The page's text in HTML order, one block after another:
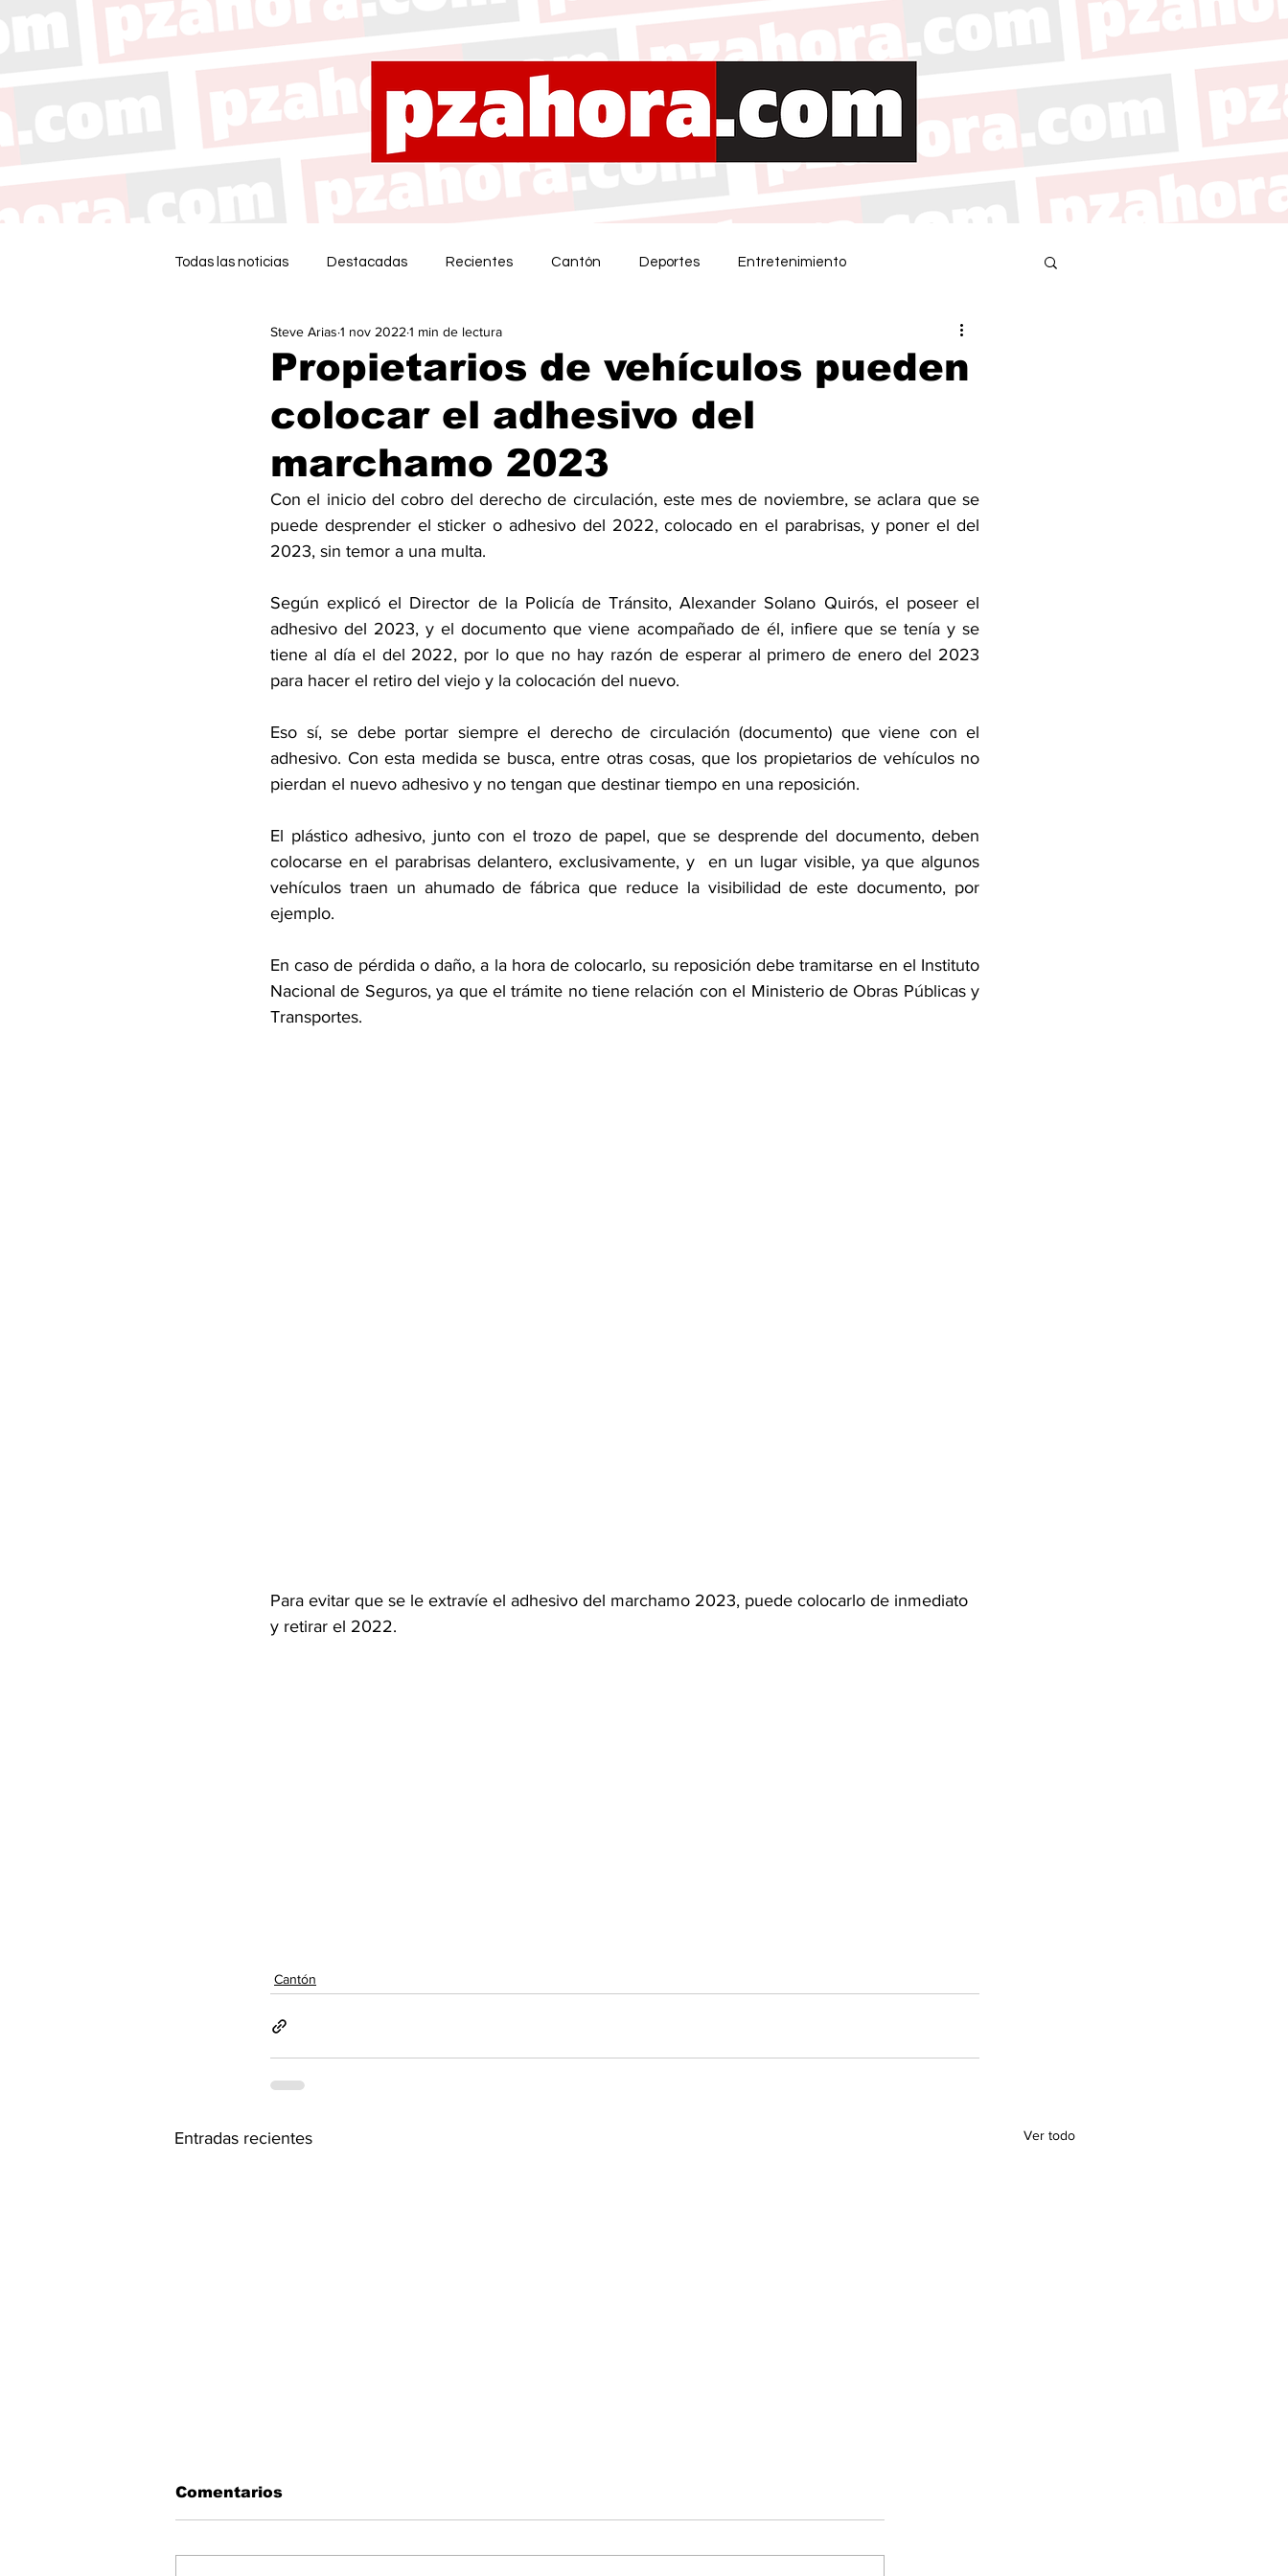
Todas las noticias Destacadas Recientes Cantón Deportes Entretenimiento
Propietarios de vehículos pueden
colocar el adhesivo del
marchamo 2023
Steve Arias 1 nov 2022 1 min de lectura
Con el inicio del cobro del derecho de circulación, este mes de noviembre, se aclara que se
puede desprender el sticker o adhesivo del 2022, colocado en el parabrisas, y poner el del
2023, sin temor a una multa.
Según explicó el Director de la Policía de Tránsito, Alexander Solano Quirós, el poseer el
adhesivo del 2023, y el documento que viene acompañado de él, infiere que se tenía y se
tiene al día el del 2022, por lo que no hay razón de esperar al primero de enero del 2023
para hacer el retiro del viejo y la colocación del nuevo.
Eso sí, se debe portar siempre el derecho de circulación (documento) que viene con el
adhesivo. Con esta medida se busca, entre otras cosas, que los propietarios de vehículos no
pierdan el nuevo adhesivo y no tengan que destinar tiempo en una reposición.
El plástico adhesivo, junto con el trozo de papel, que se desprende del documento, deben
colocarse en el parabrisas delantero, exclusivamente, y  en un lugar visible, ya que algunos
vehículos traen un ahumado de fábrica que reduce la visibilidad de este documento, por
ejemplo.
En caso de pérdida o daño, a la hora de colocarlo, su reposición debe tramitarse en el Instituto
Nacional de Seguros, ya que el trámite no tiene relación con el Ministerio de Obras Públicas y
Transportes.
Para evitar que se le extravíe el adhesivo del marchamo 2023, puede colocarlo de inmediato
y retirar el 2022.
Cantón
Entradas recientes Ver todo
Comentarios